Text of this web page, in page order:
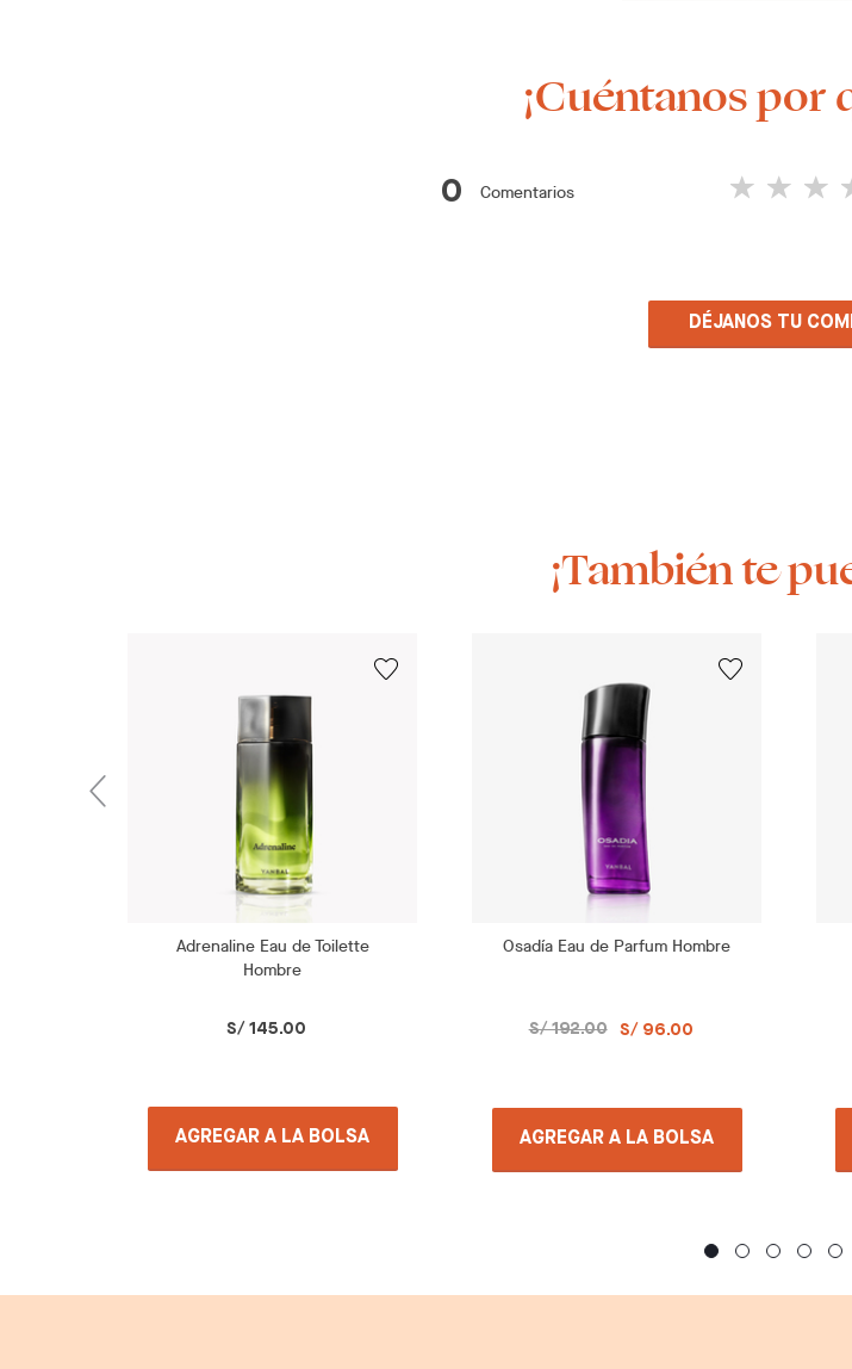
¡Cuéntanos por
Comentarios
0
DÉJANOS TU
¡También te
Adrenaline Eau de Toilette
Hombre
S/ 145.00
AGREGAR A LA BOLSA
Osadía Eau de Parfum Hombre
S/ 192.00 S/ 96.00
AGREGAR A LA BOLSA